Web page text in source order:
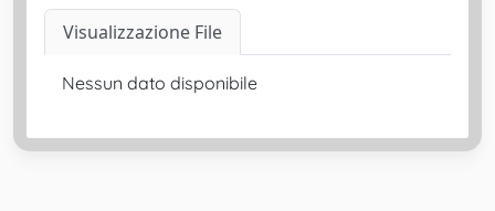
Visualizzazione File
Nessun dato disponibile